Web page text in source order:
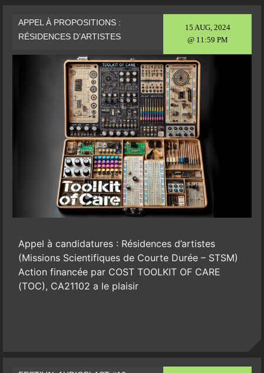
15 AUG, 2024
@ 11:59 PM
APPEL À PROPOSITIONS :
RÉSIDENCES D’ARTISTES
Appel à candidatures : Résidences d’artistes
(Missions Scientifiques de Courte Durée – STSM)
Action financée par COST TOOLKIT OF CARE
(TOC), CA21102 a le plaisir